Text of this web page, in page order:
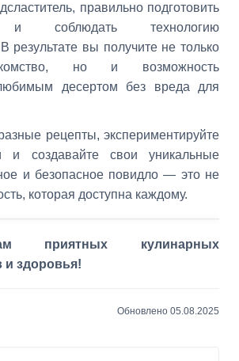
правильно подготовить
и соблюдать технологию
результате вы получите не только
но и возможность
десертом без вреда для
рецепты, экспериментируйте
и создавайте свои уникальные
и безопасное повидло — это не
которая доступна каждому.
приятных кулинарных
и здоровья!
Обновлено 05.08.2025